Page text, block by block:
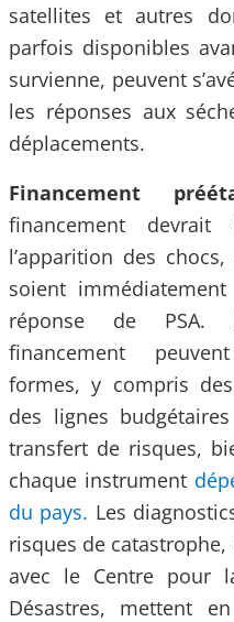
satellites et autres
parfois disponibles
survienne, peuvent
les réponses aux
déplacements.
Financement
financement
l’apparition des
soient
réponse de PSA.
financement
formes, y compris
des lignes
transfert de risques,
chaque instrument
du pays. Les
risques de
avec le Centre pour
Désastres, mettent